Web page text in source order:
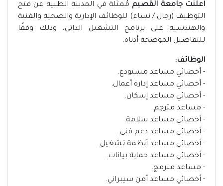
اعلنت جامعة القصيم مُمثلة في المدينة الطبية عن فتح
التوظيف (رجال / نساء) للوظائف الإدارية والصحية والفنية
والهندسية على برنامج التشغيل الذاتي، وذلك وفقًا
للتفاصيل الموضحة أدناه.
الوظائف:
- أخصائي مساعد مستودع.
- أخصائي مساعد إدارة أعمال.
- أخصائي مساعد إسكان.
- مساعد مترجم.
- أخصائي مساعد سلامة.
- أخصائي مساعد دعم فني.
- أخصائي مساعد أنظمة تشغيل.
- أخصائي مساعد حماية بيانات.
- مساعد مبرمج.
- أخصائي مساعد أمن سيبراني.